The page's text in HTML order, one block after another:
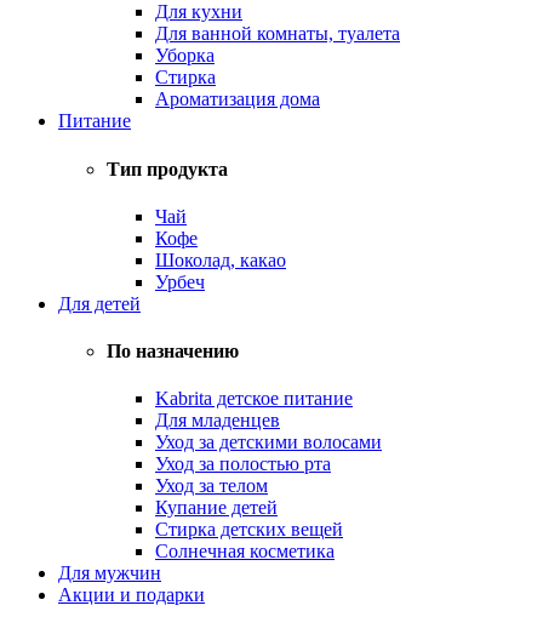
Для кухни
Для ванной комнаты, туалета
Уборка
Стирка
Ароматизация дома
Питание
Тип продукта
Чай
Кофе
Шоколад, какао
Урбеч
Для детей
По назначению
Kabrita детское питание
Для младенцев
Уход за детскими волосами
Уход за полостью рта
Уход за телом
Купание детей
Стирка детских вещей
Солнечная косметика
Для мужчин
Акции и подарки